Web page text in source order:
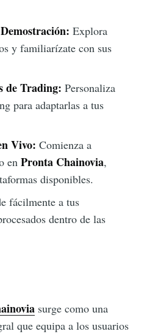
Explora
y familiarízate con sus
de Trading: Personaliza
para adaptarlas a tus
Vivo: Comienza a
en Pronta Chainovia,
disponibles.
fácilmente a tus
dentro de las
surge como una
que equipa a los usuarios